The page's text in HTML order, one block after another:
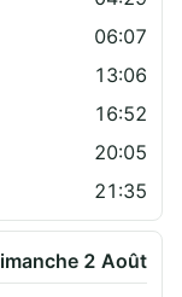
06:07
13:06
16:52
20:05
21:35
2 Août